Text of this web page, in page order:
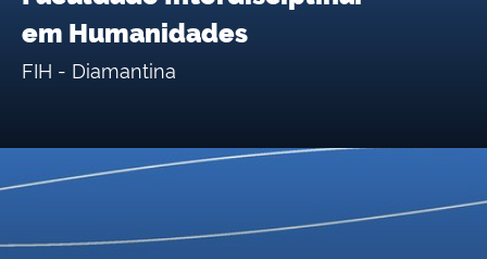
em Humanidades
FIH - Diamantina